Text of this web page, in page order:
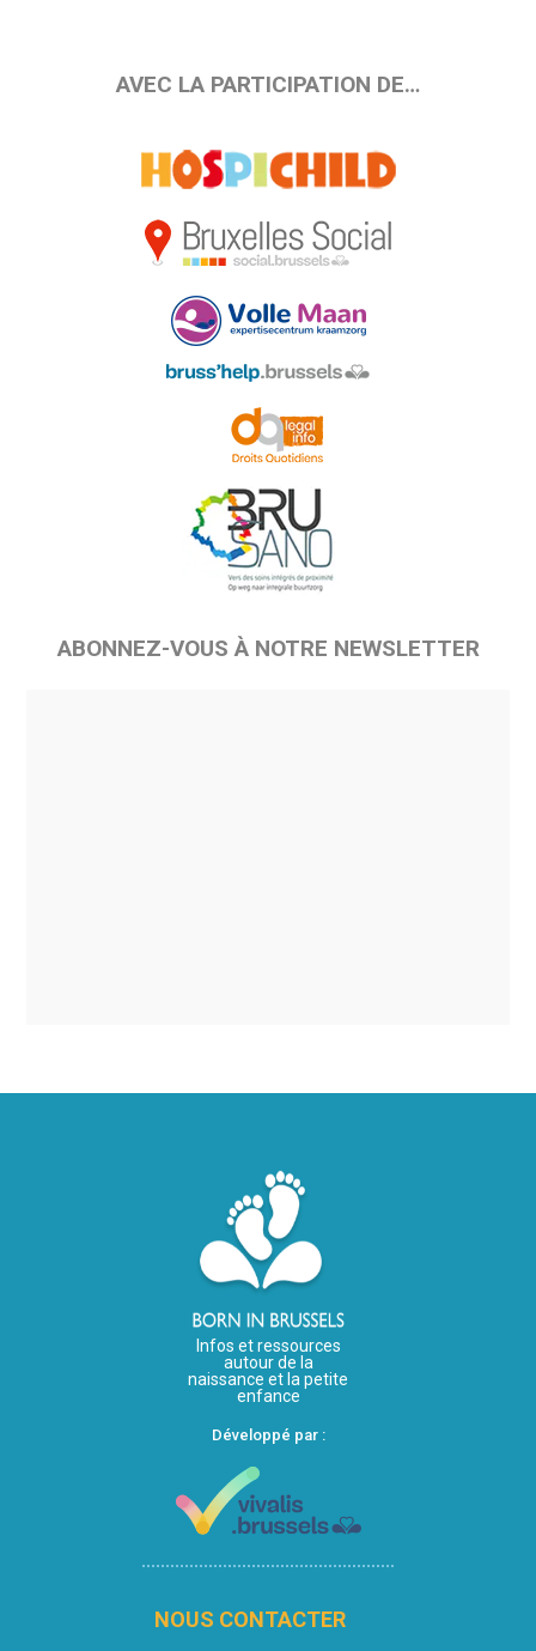
AVEC LA PARTICIPATION DE…
ABONNEZ-VOUS À NOTRE NEWSLETTER
Infos et ressources
autour de la
naissance et la petite
enfance
Développé par :
NOUS CONTACTER